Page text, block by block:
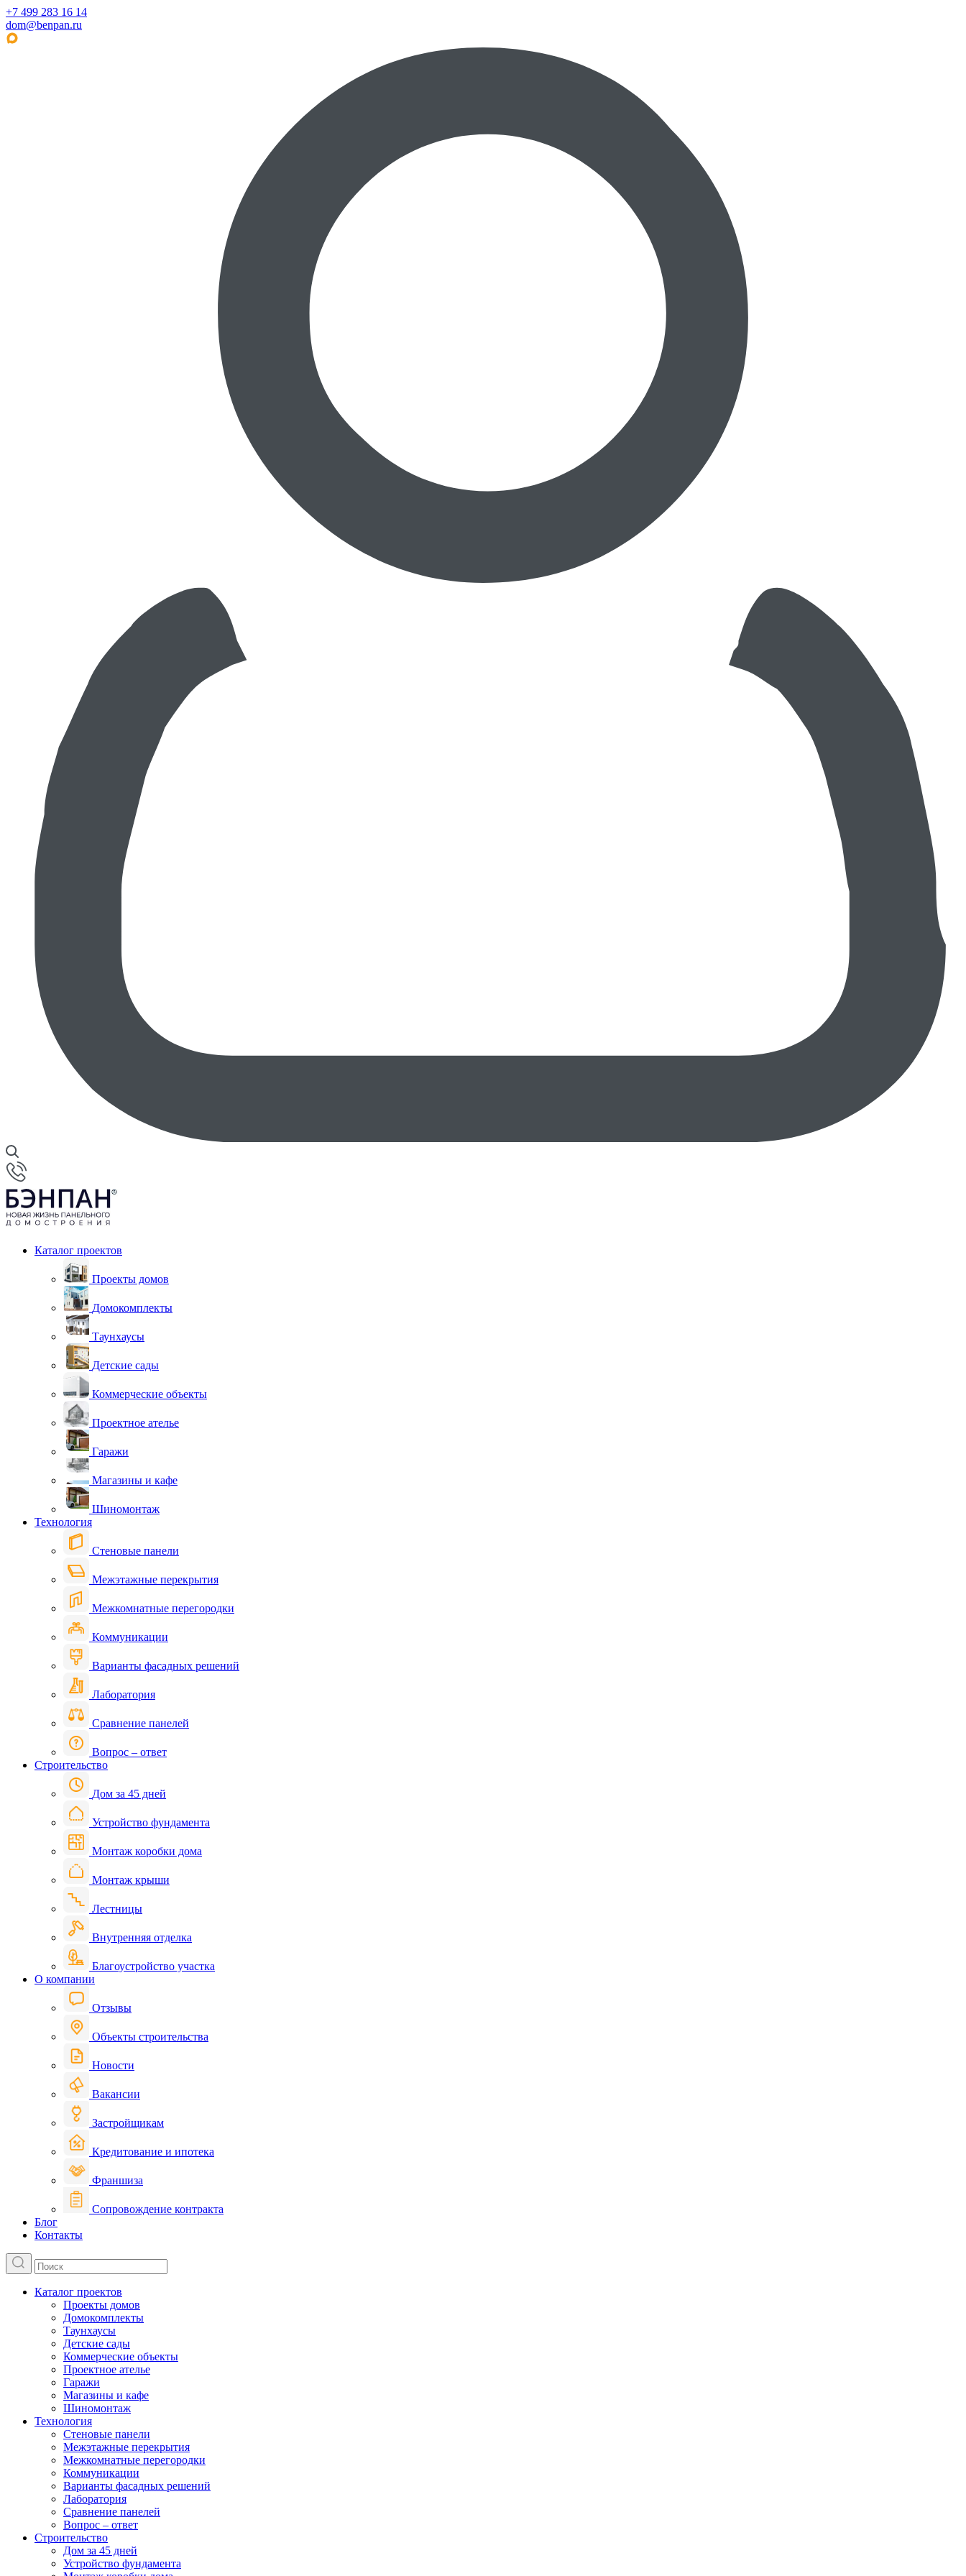
+7 499 283 16 14
dom@benpan.ru
Каталог проектов
Проекты домов
Домокомплекты
Таунхаусы
Детские сады
Коммерческие объекты
Проектное ателье
Гаражи
Магазины и кафе
Шиномонтаж
Технология
Стеновые панели
Межэтажные перекрытия
Межкомнатные перегородки
Коммуникации
Варианты фасадных решений
Лаборатория
Сравнение панелей
Вопрос – ответ
Строительство
Дом за 45 дней
Устройство фундамента
Монтаж коробки дома
Монтаж крыши
Лестницы
Внутренняя отделка
Благоустройство участка
О компании
Отзывы
Объекты строительства
Новости
Вакансии
Застройщикам
Кредитование и ипотека
Франшиза
Сопровождение контракта
Блог
Контакты
Каталог проектов
Проекты домов
Домокомплекты
Таунхаусы
Детские сады
Коммерческие объекты
Проектное ателье
Гаражи
Магазины и кафе
Шиномонтаж
Технология
Стеновые панели
Межэтажные перекрытия
Межкомнатные перегородки
Коммуникации
Варианты фасадных решений
Лаборатория
Сравнение панелей
Вопрос – ответ
Строительство
Дом за 45 дней
Устройство фундамента